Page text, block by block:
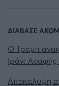
ΔΙΑΒΑΣΕ
Ο Τραμπ
Ιράν: Ασαφής
Αποκάλυψη